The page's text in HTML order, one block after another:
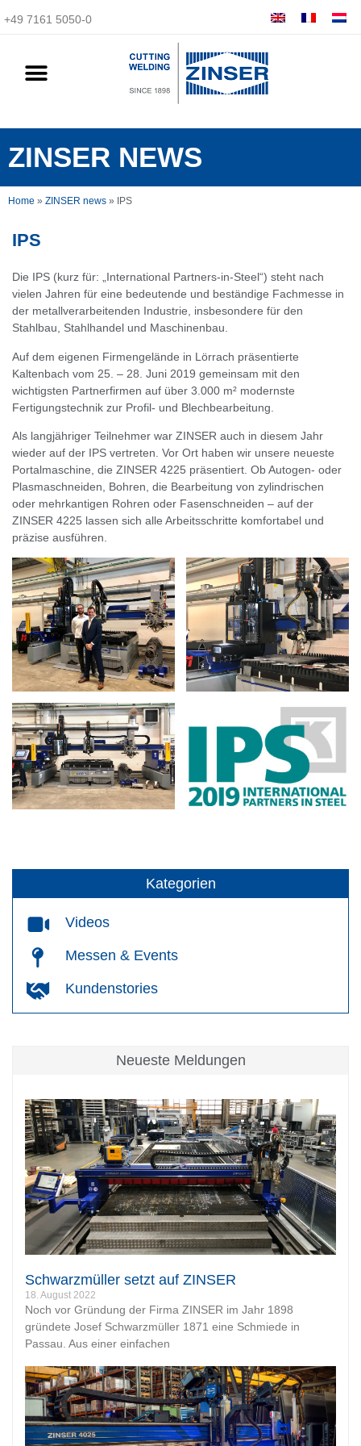
+49 7161 5050-0
ZINSER NEWS
Home » ZINSER news » IPS
IPS
Die IPS (kurz für: „International Partners-in-Steel“) steht nach
vielen Jahren für eine bedeutende und beständige Fachmesse in
der metallverarbeitenden Industrie, insbesondere für den
Stahlbau, Stahlhandel und Maschinenbau.
Auf dem eigenen Firmengelände in Lörrach präsentierte
Kaltenbach vom 25. – 28. Juni 2019 gemeinsam mit den
wichtigsten Partnerfirmen auf über 3.000 m² modernste
Fertigungstechnik zur Profil- und Blechbearbeitung.
Als langjähriger Teilnehmer war ZINSER auch in diesem Jahr
wieder auf der IPS vertreten. Vor Ort haben wir unsere neueste
Portalmaschine, die ZINSER 4225 präsentiert. Ob Autogen- oder
Plasmaschneiden, Bohren, die Bearbeitung von zylindrischen
oder mehrkantigen Rohren oder Fasenschneiden – auf der
ZINSER 4225 lassen sich alle Arbeitsschritte komfortabel und
präzise ausführen.
Kategorien
Videos
Messen & Events
Kundenstories
Neueste Meldungen
Schwarzmüller setzt auf ZINSER
18. August 2022
Noch vor Gründung der Firma ZINSER im Jahr 1898
gründete Josef Schwarzmüller 1871 eine Schmiede in
Passau. Aus einer einfachen